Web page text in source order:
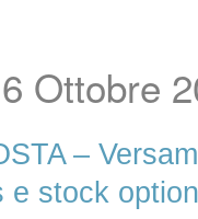
Ottobre
–
e stock